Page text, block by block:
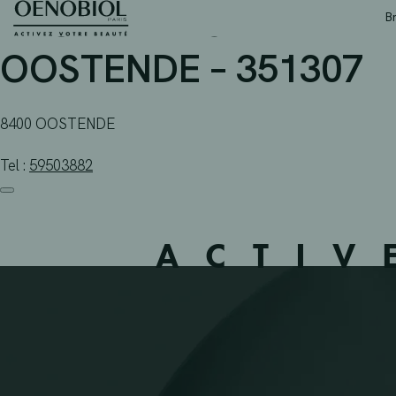
SkipAPOTHEEK
OOSTENDE – 351307
8400 OOSTENDE
Tel : 59503882